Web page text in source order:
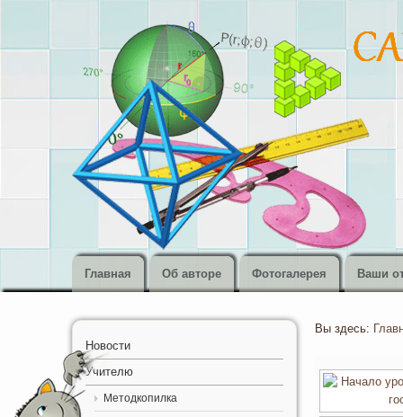
Главная Об авторе Фотогалерея Ваши
Новости
Учителю
Методкопилка
Вы здесь: